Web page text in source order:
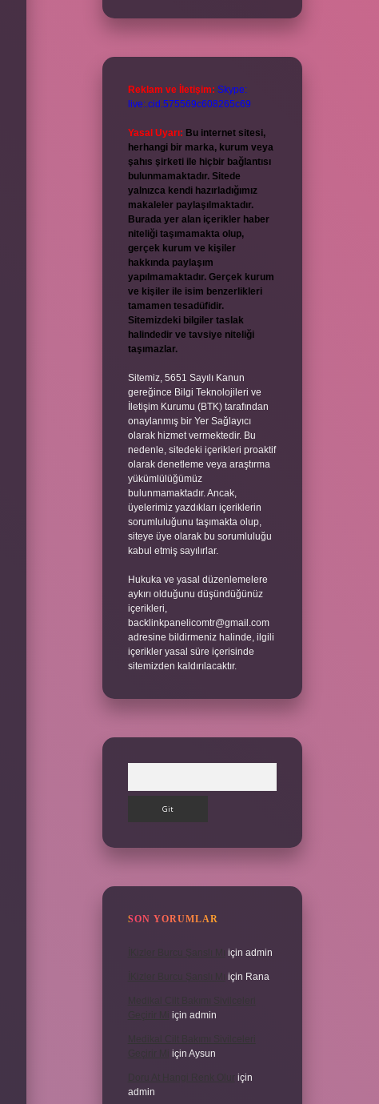
Reklam ve İletişim: Skype:
live:.cid.575569c608265c69
Yasal Uyarı: Bu internet sitesi,
herhangi bir marka, kurum veya
şahıs şirketi ile hiçbir bağlantısı
bulunmamaktadır. Sitede
yalnızca kendi hazırladığımız
makaleler paylaşılmaktadır.
Burada yer alan içerikler haber
niteliği taşımamakta olup,
gerçek kurum ve kişiler
hakkında paylaşım
yapılmamaktadır. Gerçek kurum
ve kişiler ile isim benzerlikleri
tamamen tesadüfidir.
Sitemizdeki bilgiler taslak
halindedir ve tavsiye niteliği
taşımazlar.
Sitemiz, 5651 Sayılı Kanun
gereğince Bilgi Teknolojileri ve
İletişim Kurumu (BTK) tarafından
onaylanmış bir Yer Sağlayıcı
olarak hizmet vermektedir. Bu
nedenle, sitedeki içerikleri proaktif
olarak denetleme veya araştırma
yükümlülüğümüz
bulunmamaktadır. Ancak,
üyelerimiz yazdıkları içeriklerin
sorumluluğunu taşımakta olup,
siteye üye olarak bu sorumluluğu
kabul etmiş sayılırlar.
Hukuka ve yasal düzenlemelere
aykırı olduğunu düşündüğünüz
içerikleri,
backlinkpanelicomtr@gmail.com
adresine bildirmeniz halinde, ilgili
içerikler yasal süre içerisinde
sitemizden kaldırılacaktır.
SON YORUMLAR
için admin
için Rana
için admin
için Aysun
için
admin